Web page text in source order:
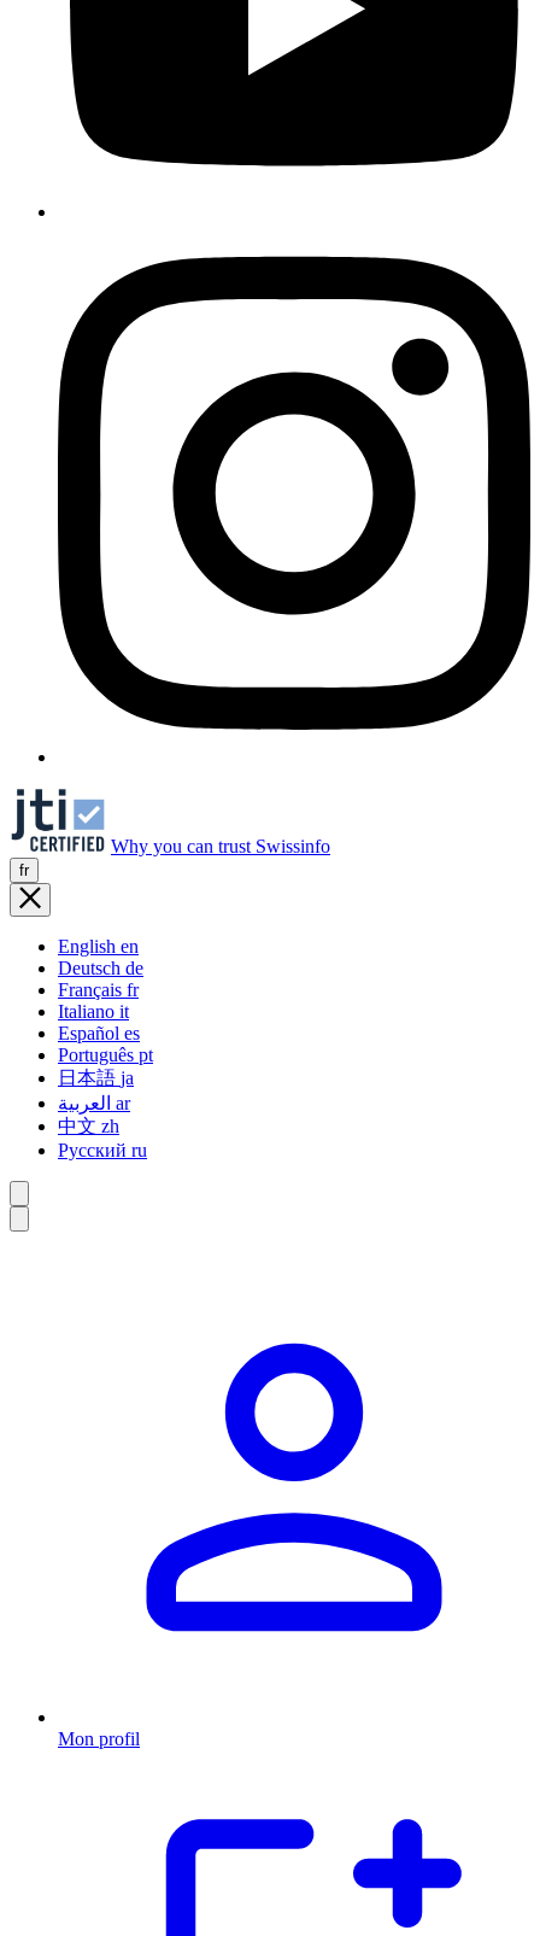
Why you can trust Swissinfo
fr
English en
Deutsch de
Français fr
Italiano it
Español es
Português pt
日本語 ja
ar
中文 zh
Русский ru
Mon profil